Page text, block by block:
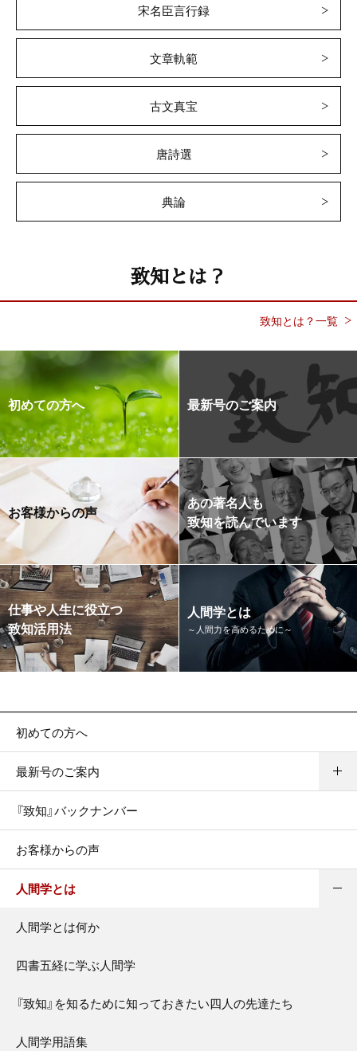
宋名臣言行録
文章軌範
古文真宝
唐詩選
典論
致知とは？
致知とは？一覧
初めての方へ 最新号のご案内
お客様からの声
あの著名人も
致知を読んでいます
仕事や人生に役立つ
致知活用法
人間学とは
～人間力を高めるために～
初めての方へ
最新号のご案内
『致知』バックナンバー
お客様からの声
人間学とは
人間学とは何か
四書五経に学ぶ人間学
『致知』を知るために知っておきたい四人の先達たち
人間学用語集